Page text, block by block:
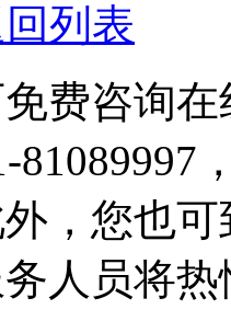
列表
费咨询
81089997
，您也
人员将